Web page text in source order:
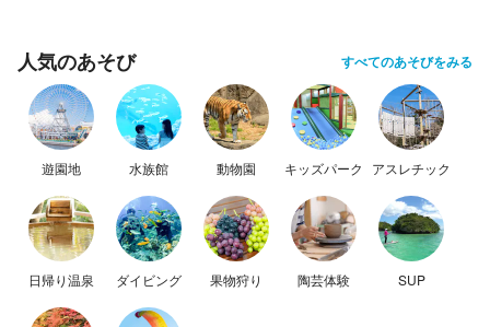
人気のあそび すべてのあそびをみる
遊園地 水族館 動物園 キッズパーク アスレチック
日帰り温泉 ダイビング 果物狩り 陶芸体験 SUP